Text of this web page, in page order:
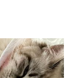
että